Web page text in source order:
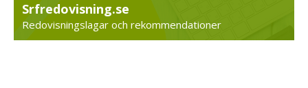
Srfredovisning.se
Redovisningslagar och rekommendationer